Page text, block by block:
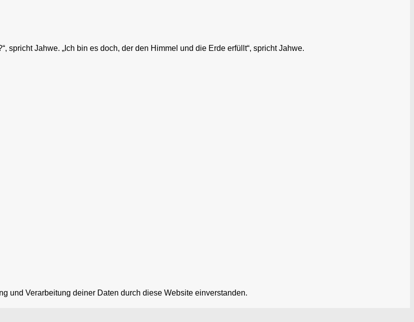
spricht Jahwe. „Ich bin es doch, der den Himmel und die Erde erfüllt“, spricht Jahwe.
und Verarbeitung deiner Daten durch diese Website einverstanden.